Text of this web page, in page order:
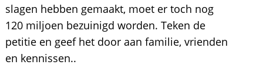
slagen hebben gemaakt, moet er toch nog
120 miljoen bezuinigd worden. Teken de
petitie en geef het door aan familie, vrienden
en kennissen..